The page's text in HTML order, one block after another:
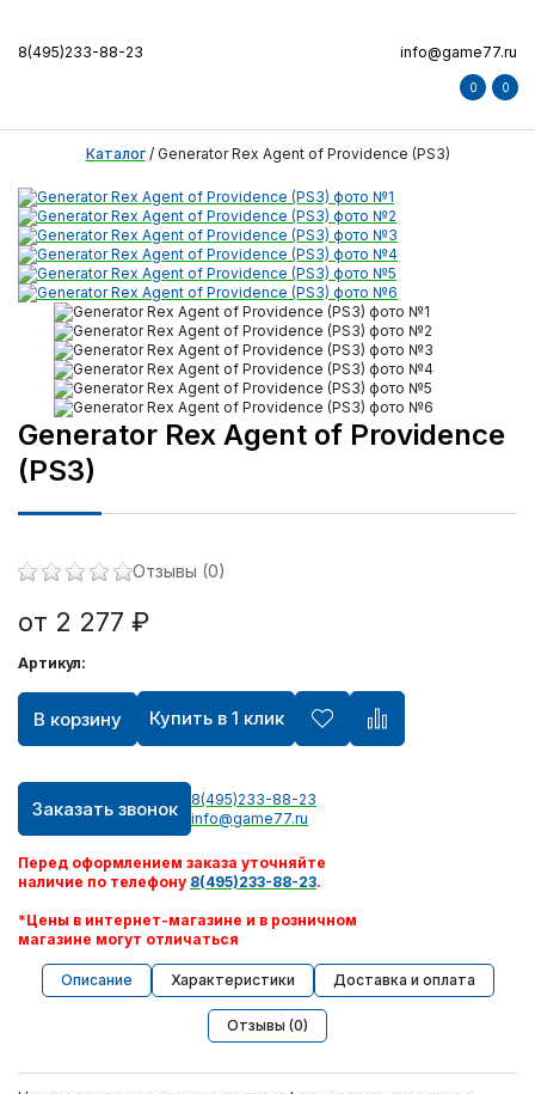
8(495)233-88-23 info@game77.ru
0 0
Каталог/ Generator Rex Agent of Providence (PS3)
Generator Rex Agent of Providence
(PS3)
Отзывы (0)
от 2 277 ₽
Артикул:
В корзину Купить в 1 клик
Заказать звонок
8(495)233-88-23
info@game77.ru
Перед оформлением заказа уточняйте
наличие по телефону 8(495)233-88-23.
*Цены в интернет-магазине и в розничном
магазине могут отличаться
Описание Характеристики Доставка и оплата
Отзывы (0)